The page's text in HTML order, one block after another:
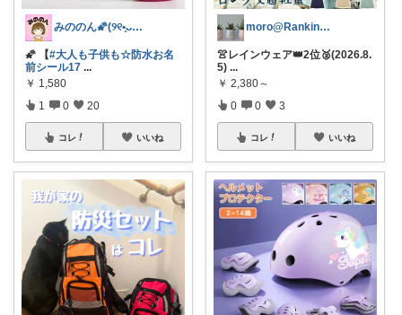
みののん🌠(୨୧•͈ᴗ•͈)感謝♡
🌠 【#大人も子供も☆防水お名
前シール17 ...
￥ 1,580
1 0 20
コレ いいね
moro@Ranking ROOM
👚レインウェア👑2位🥈(2026.8.
5) ...
￥ 2,380～
0 0 3
コレ いいね